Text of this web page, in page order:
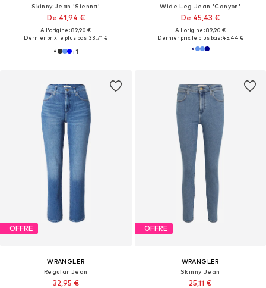
Skinny Jean 'Sienna'
De 41,94 €
À l'origine : 89,90 €
Dernier prix le plus bas :33,71 €
+1
Wide Leg Jean 'Canyon'
De 45,43 €
À l'origine : 89,90 €
Dernier prix le plus bas :45,44 €
OFFRE
WRANGLER
Regular Jean
32,95 €
OFFRE
WRANGLER
Skinny Jean
25,11 €